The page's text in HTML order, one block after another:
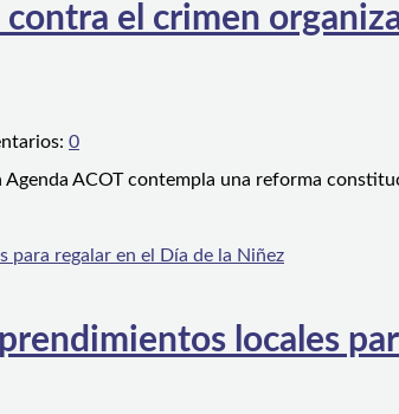
el crimen
0
ACOT contempla una reforma
locales